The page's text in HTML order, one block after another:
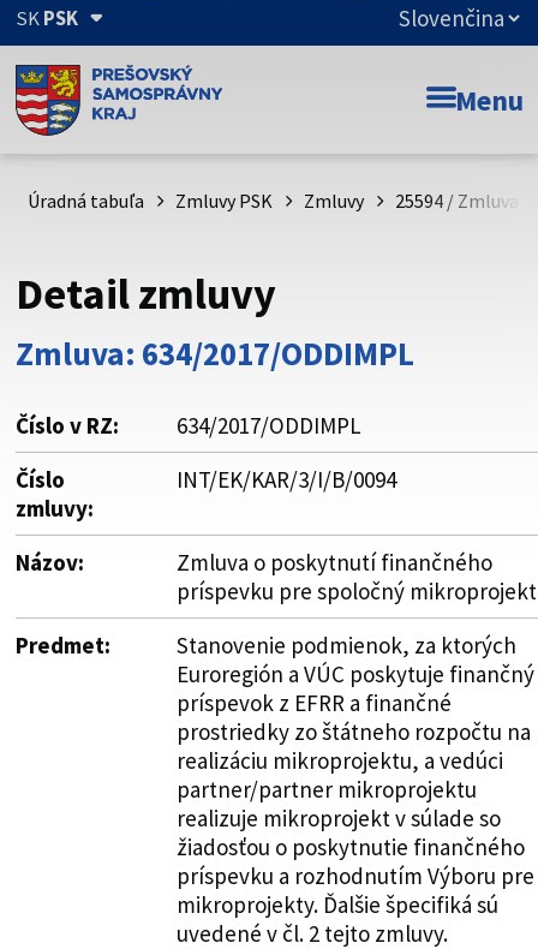
SKPSK
Doména psk.sk je oficiálna
Toto je oficiálna webová stránka Prešovského
psk.sk.
Buďte pozorní a vždy sa uistite, že zdieľate informácie iba
cez zabezpečenú webovú stránku. Zabezpečená stránka
vždy začína https:// pred názvom domény webového sídla.
Menu
Úradná tabuľa Zmluvy PSK Zmluvy 25594 / Zmluva
Detail zmluvy
Zmluva: 634/2017/ODDIMPL
Číslo v RZ:
634/2017/ODDIMPL
Číslo
zmluvy:
INT/EK/KAR/3/I/B/0094
Názov:
Zmluva o poskytnutí finančného
príspevku pre spoločný mikroprojekt
Predmet:
Stanovenie podmienok, za ktorých
Euroregión a VÚC poskytuje finančný
príspevok z EFRR a finančné
prostriedky zo štátneho rozpočtu na
realizáciu mikroprojektu, a vedúci
partner/partner mikroprojektu
realizuje mikroprojekt v súlade so
žiadosťou o poskytnutie finančného
príspevku a rozhodnutím Výboru pre
mikroprojekty. Ďalšie špecifiká sú
uvedené v čl. 2 tejto zmluvy.